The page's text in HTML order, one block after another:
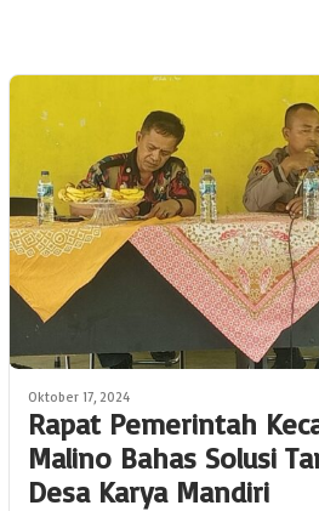
Oktober 17, 2024
Rapat Pemerintah
Malino Bahas Solusi
Desa Karya Mandiri